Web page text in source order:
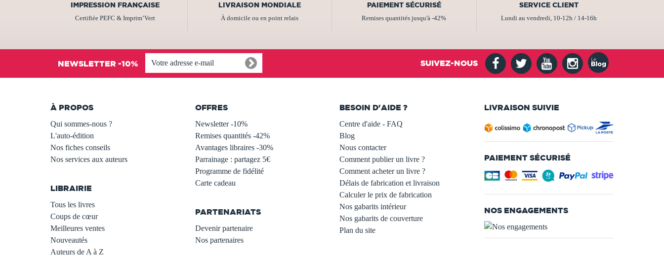
IMPRESSION FRANÇAISE
Certifiée PEFC & Imprim’Vert
LIVRAISON MONDIALE
À domicile ou en point relais
PAIEMENT SÉCURISÉ
Remises quantités jusqu'à -42%
SERVICE CLIENT
Lundi au vendredi, 10-12h / 14-16h
NEWSLETTER -10% SUIVEZ-NOUS
À PROPOS
Qui sommes-nous ?
L'auto-édition
Nos fiches conseils
Nos services aux auteurs
LIBRAIRIE
Tous les livres
Coups de cœur
Meilleures ventes
Nouveautés
Auteurs de A à Z
OFFRES
Newsletter -10%
Remises quantités -42%
Avantages libraires -30%
Parrainage : partagez 5€
Programme de fidélité
Carte cadeau
PARTENARIATS
Devenir partenaire
Nos partenaires
BESOIN D'AIDE ?
Centre d'aide - FAQ
Blog
Nous contacter
Comment publier un livre ?
Comment acheter un livre ?
Délais de fabrication et livraison
Calculer le prix de fabrication
Nos gabarits intérieur
Nos gabarits de couverture
Plan du site
LIVRAISON SUIVIE
PAIEMENT SÉCURISÉ
NOS ENGAGEMENTS